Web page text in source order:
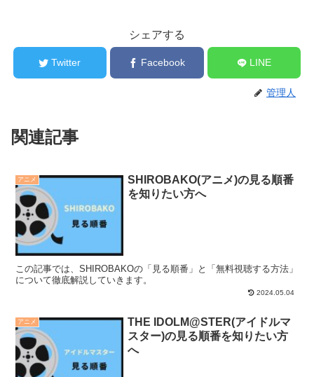
シェアする
Twitter Facebook LINE
管理人
関連記事
アニメ
SHIROBAKO(アニメ)の見る順番
を知りたい方へ
この記事では、SHIROBAKOの「見る順番」と「無料視聴する方法」
について徹底解説していきます。
2024.05.04
アニメ
THE IDOLM@STER(アイドルマ
スター)の見る順番を知りたい方
へ